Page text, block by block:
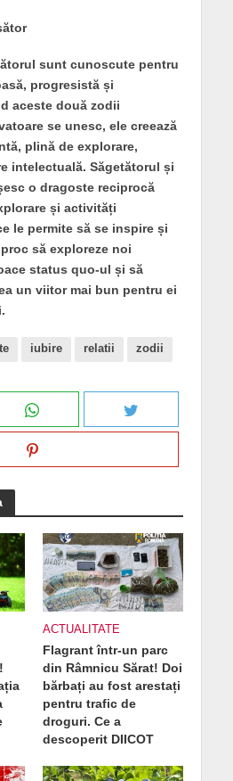
sunt cunoscute pentru
progresistă și
aceste două zodii
se unesc, ele creează
plină de explorare,
intelectuală. Săgetătorul și
o dragoste reciprocă
și activități
le permite să se inspire și
să exploreze noi
status quo-ul și să
un viitor mai bun pentru ei
iubire relatii zodii
ACTUALITATE
Flagrant într-un parc
din Râmnicu Sărat! Doi
bărbați au fost arestați
pentru trafic de
droguri. Ce a
descoperit DIICOT